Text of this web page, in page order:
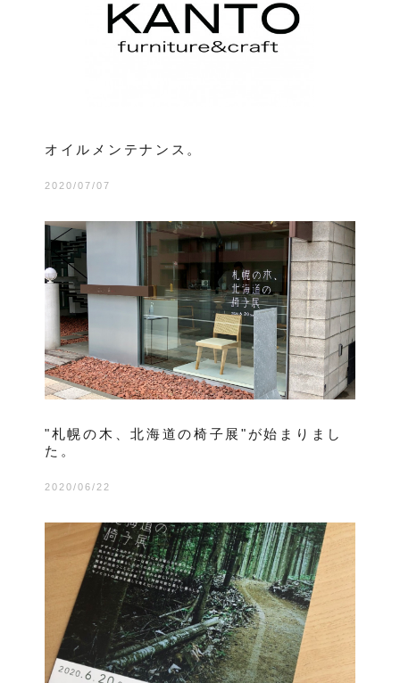
オイルメンテナンス。
2020/07/07
"札幌の木、北海道の椅子展"が始まりまし
た。
2020/06/22